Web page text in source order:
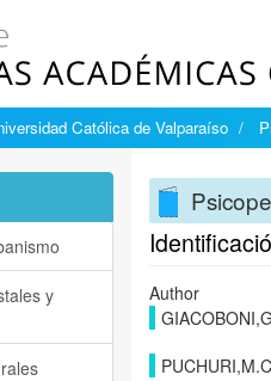
Católica de Valparaíso
Author
PUCHURI,M.C
y